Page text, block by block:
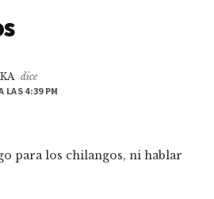
dice
LAS 4:39 PM
para los chilangos, ni hablar